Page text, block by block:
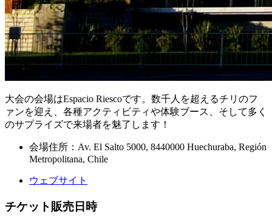
大会の会場はEspacio Riescoです。数千人を超えるチリのフ
ァンを迎え、各種アクティビティや体験ブース、そして多く
のサプライズで来場者を魅了します！
会場住所：Av. El Salto 5000, 8440000 Huechuraba, Región
Metropolitana, Chile
ウェブサイト
チケット販売日時